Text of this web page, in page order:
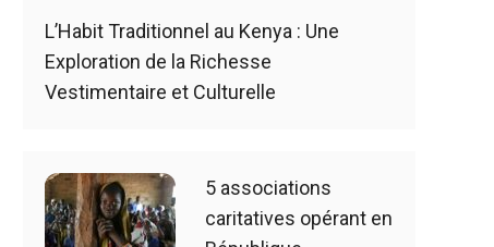
L’Habit Traditionnel au Kenya : Une
Exploration de la Richesse
Vestimentaire et Culturelle
5 associations
caritatives opérant en